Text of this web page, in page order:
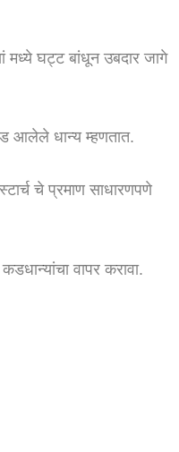
मध्ये घट्ट बांधून उबदार जागे
आलेले धान्य म्हणतात.
चे प्रमाण साधारणपणे
वापर करावा.